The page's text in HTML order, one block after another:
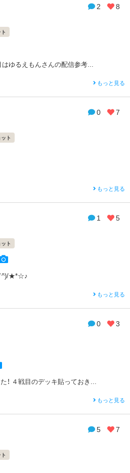
2 8
ゆるえもんさんの配信参考...
もっと見る
0 7
ト
もっと見る
1 5
ト
★*☆♪
もっと見る
0 3
！ ４戦目のデッキ貼っておき...
もっと見る
5 7